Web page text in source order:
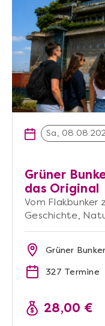
Sa,
Grüner
das Original
Vom Flakbunker
Geschichte,
Grüner
327 Termine
28,00 €